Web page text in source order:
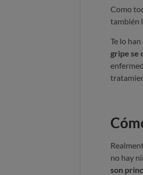
Como
también
Te lo
gripe se
no hay
son